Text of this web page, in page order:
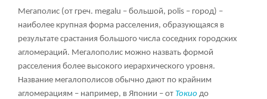
Мегаполис (от греч. megalu – большой, polis – город) –
наиболее крупная форма расселения, образующаяся в
результате срастания большого числа соседних городских
агломераций. Мегалополис можно назвать формой
расселения более высокого иерархического уровня.
Название мегалополисов обычно дают по крайним
агломерациям – например, в Японии – от Токио до